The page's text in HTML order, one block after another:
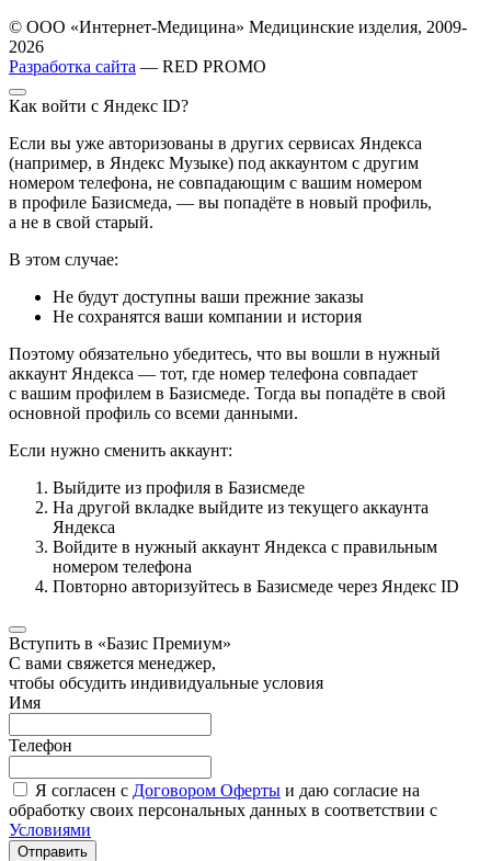
© ООО «Интернет-Медицина» Медицинские изделия, 2009-
2026
Разработка сайта — RED PROMO
Как войти с Яндекс ID?
Если вы уже авторизованы в других сервисах Яндекса
(например, в Яндекс Музыке) под аккаунтом с другим
номером телефона, не совпадающим с вашим номером
в профиле Базисмеда, — вы попадёте в новый профиль,
а не в свой старый.
В этом случае:
Не будут доступны ваши прежние заказы
Не сохранятся ваши компании и история
Поэтому обязательно убедитесь, что вы вошли в нужный
аккаунт Яндекса — тот, где номер телефона совпадает
с вашим профилем в Базисмеде. Тогда вы попадёте в свой
основной профиль со всеми данными.
Если нужно сменить аккаунт:
Выйдите из профиля в Базисмеде
На другой вкладке выйдите из текущего аккаунта
Яндекса
Войдите в нужный аккаунт Яндекса с правильным
номером телефона
Повторно авторизуйтесь в Базисмеде через Яндекс ID
Вступить в «Базис Премиум»
С вами свяжется менеджер,
чтобы обсудить индивидуальные условия
Имя
Телефон
Я согласен с Договором Оферты и даю согласие на
обработку своих персональных данных в соответствии с
Условиями
Отправить